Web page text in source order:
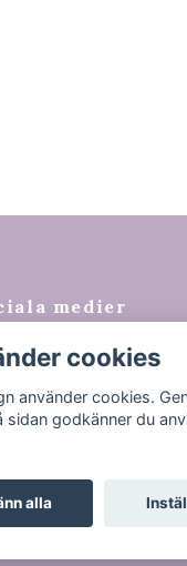
medier
cookies
använder cookies.
sidan godkänner du
alla